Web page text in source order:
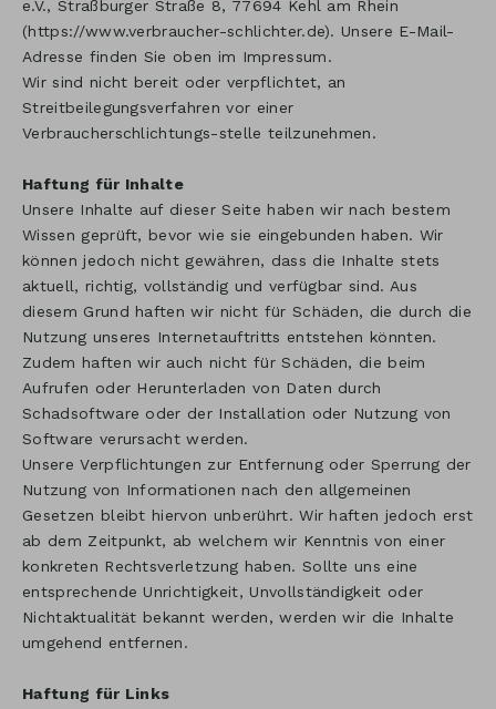
e.V., Straßburger Straße 8, 77694 Kehl am Rhein
(https://www.verbraucher-schlichter.de). Unsere E-Mail-
Adresse finden Sie oben im Impressum.
Wir sind nicht bereit oder verpflichtet, an
Streitbeilegungsverfahren vor einer
Verbraucherschlichtungs-stelle teilzunehmen.
Haftung für Inhalte
Unsere Inhalte auf dieser Seite haben wir nach bestem
Wissen geprüft, bevor wie sie eingebunden haben. Wir
können jedoch nicht gewähren, dass die Inhalte stets
aktuell, richtig, vollständig und verfügbar sind. Aus
diesem Grund haften wir nicht für Schäden, die durch die
Nutzung unseres Internetauftritts entstehen könnten.
Zudem haften wir auch nicht für Schäden, die beim
Aufrufen oder Herunterladen von Daten durch
Schadsoftware oder der Installation oder Nutzung von
Software verursacht werden.
Unsere Verpflichtungen zur Entfernung oder Sperrung der
Nutzung von Informationen nach den allgemeinen
Gesetzen bleibt hiervon unberührt. Wir haften jedoch erst
ab dem Zeitpunkt, ab welchem wir Kenntnis von einer
konkreten Rechtsverletzung haben. Sollte uns eine
entsprechende Unrichtigkeit, Unvollständigkeit oder
Nichtaktualität bekannt werden, werden wir die Inhalte
umgehend entfernen.
Haftung für Links